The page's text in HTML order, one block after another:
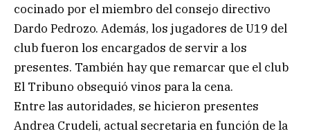
cocinado por el miembro del consejo directivo
Dardo Pedrozo. Además, los jugadores de U19 del
club fueron los encargados de servir a los
presentes. También hay que remarcar que el club
El Tribuno obsequió vinos para la cena.
Entre las autoridades, se hicieron presentes
Andrea Crudeli, actual secretaria en función de la